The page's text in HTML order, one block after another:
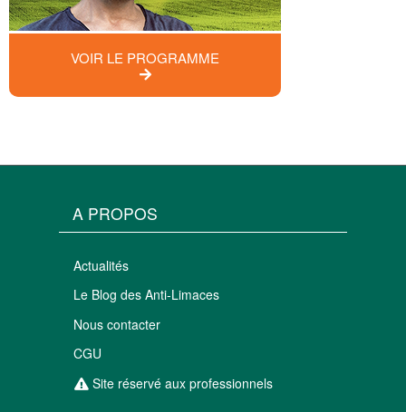
VOIR LE PROGRAMME
A PROPOS
Actualités
Le Blog des Anti-Limaces
Nous contacter
CGU
Site réservé aux professionnels